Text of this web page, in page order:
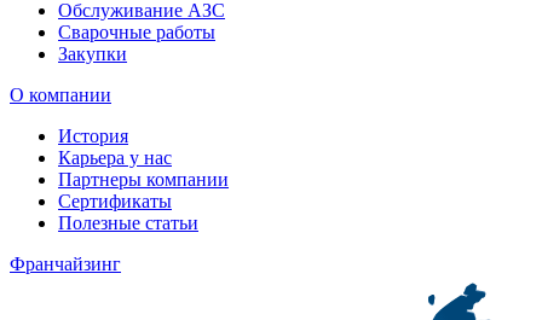
Обслуживание АЗС
Сварочные работы
Закупки
О компании
История
Карьера у нас
Партнеры компании
Сертификаты
Полезные статьи
Франчайзинг